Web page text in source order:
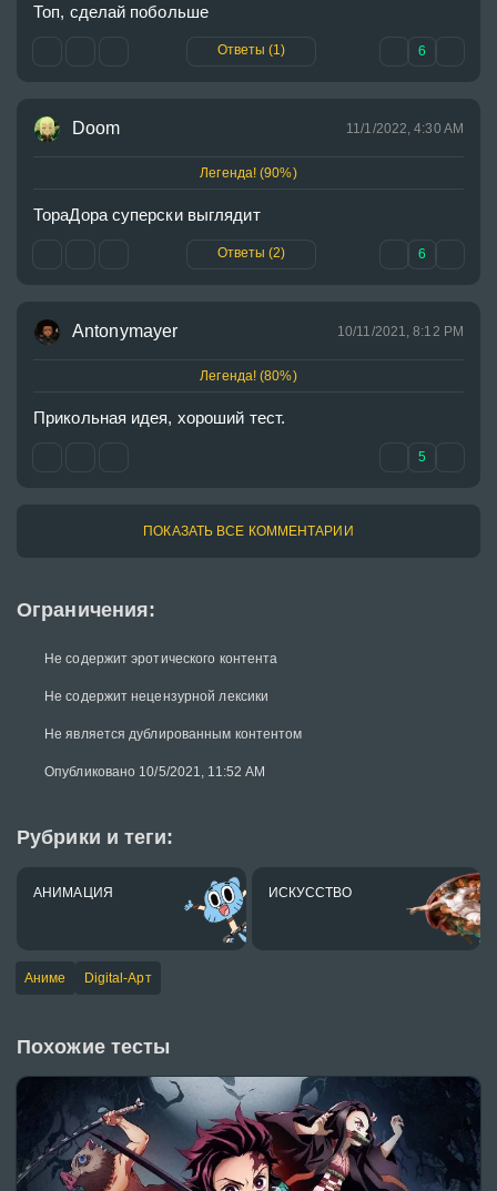
Ограничения:
Не содержит эротического контента
Не содержит нецензурной лексики
Не является дублированным контентом
Опубликовано 10/5/2021, 11:52 AM
Рубрики и теги:
АНИМАЦИЯ ИСКУССТВО
Аниме Digital-Арт
Топ, сделай побольше
Ответы (1) 6
Antonymayer 10/11/2021, 8:12 PM
Легенда! (80%)
Прикольная идея, хороший тест.
5
Doom 11/1/2022, 4:30 AM
Легенда! (90%)
ТораДора суперски выглядит
Ответы (2) 6
ПОКАЗАТЬ ВСЕ КОММЕНТАРИИ
Похожие тесты